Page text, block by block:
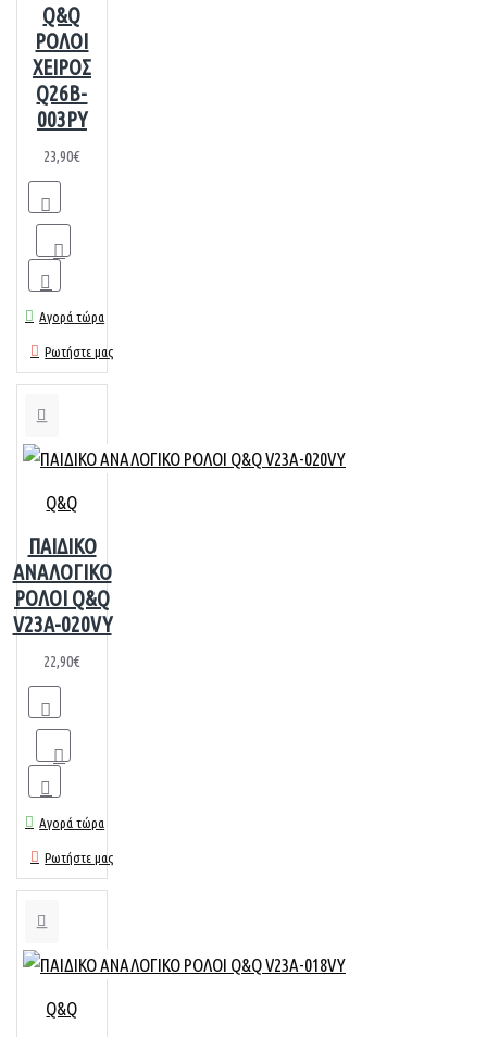
Q&Q
ΡΟΛΟΙ
ΧΕΙΡΟΣ
Q26B-
003PY
23,90€
Αγορά τώρα
Ρωτήστε μας
Q&Q
ΠΑΙΔΙΚΟ
ΑΝΑΛΟΓΙΚΟ
ΡΟΛΟΙ Q&Q
V23A-020VY
22,90€
Αγορά τώρα
Ρωτήστε μας
Q&Q